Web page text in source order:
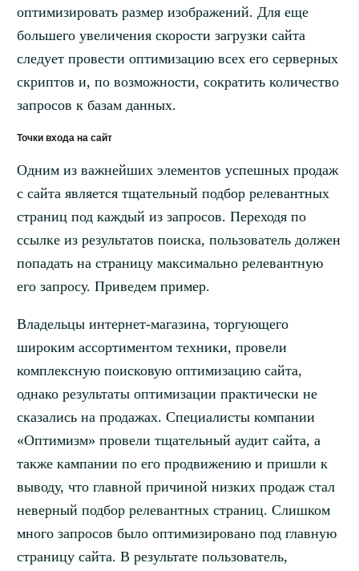
оптимизировать размер изображений. Для еще
большего увеличения скорости загрузки сайта
следует провести оптимизацию всех его серверных
скриптов и, по возможности, сократить количество
запросов к базам данных.
Точки входа на сайт
Одним из важнейших элементов успешных продаж
с сайта является тщательный подбор релевантных
страниц под каждый из запросов. Переходя по
ссылке из результатов поиска, пользователь должен
попадать на страницу максимально релевантную
его запросу. Приведем пример.
Владельцы интернет-магазина, торгующего
широким ассортиментом техники, провели
комплексную поисковую оптимизацию сайта,
однако результаты оптимизации практически не
сказались на продажах. Специалисты компании
«Оптимизм» провели тщательный аудит сайта, а
также кампании по его продвижению и пришли к
выводу, что главной причиной низких продаж стал
неверный подбор релевантных страниц. Слишком
много запросов было оптимизировано под главную
страницу сайта. В результате пользователь,